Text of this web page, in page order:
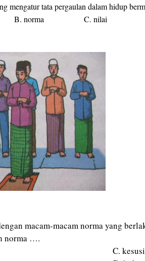
mengatur tata pergaulan dalam hidup
norma C. nilai
macam-macam norma yang
norma ….
C.